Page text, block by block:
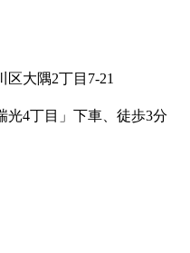
区大隅2丁目7-21
光4丁目」下車、徒歩3分